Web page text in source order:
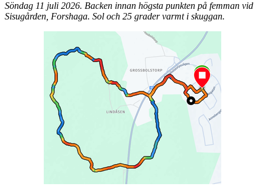
Söndag 11 juli 2026. Backen innan högsta punkten på femman vid
Sisugården, Forshaga. Sol och 25 grader varmt i skuggan.